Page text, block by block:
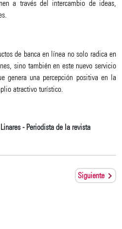
a través del intercambio de ideas,
de banca en línea no solo radica en
sino también en este nuevo servicio
genera una percepción positiva en la
atractivo turístico.
- Periodista de la revista
Siguiente